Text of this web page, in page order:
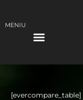
MENIU
[evercompare_table]